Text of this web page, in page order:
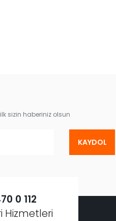
sizin haberiniz olsun
KAYDOL
0 112
Hizmetleri